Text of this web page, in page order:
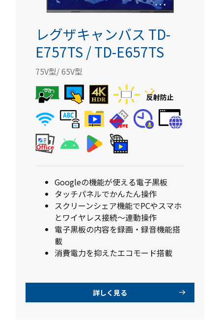
レグザキャンバス TD-
E757TS / TD-E657TS
75V型/ 65V型
Googleの機能が使える電子黒板
タッチパネルでかんたん操作
スクリーンシェア機能でPCやスマホ
とワイヤレス接続～連動操作
電子黒板の内容を録画・録音機能搭
載
消費電力を抑えたエコモード搭載
詳しく見る